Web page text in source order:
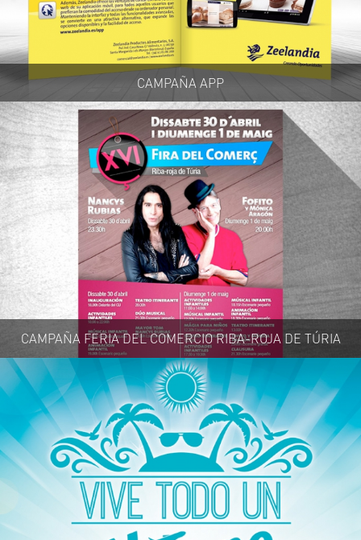
CAMPAÑA APP
CAMPAÑA FERIA DEL COMERCIO RIBA-ROJA DE TÚRIA